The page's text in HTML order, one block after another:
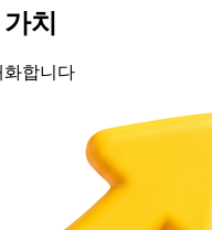
치
화합니다